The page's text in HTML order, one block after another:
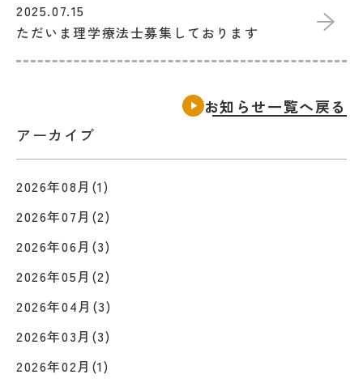
2025.07.15
ただいま理学療法士募集しております
お知らせ一覧へ戻る
アーカイブ
2026年08月(1)
2026年07月(2)
2026年06月(3)
2026年05月(2)
2026年04月(3)
2026年03月(3)
2026年02月(1)